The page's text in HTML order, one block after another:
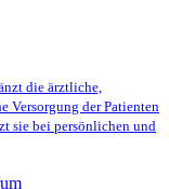
die ärztliche,
Versorgung der Patienten
sie bei persönlichen und